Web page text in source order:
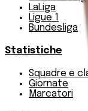
LaLiga
Ligue 1
Bundesliga
Statistiche
Squadre e
Giornate
Marcatori